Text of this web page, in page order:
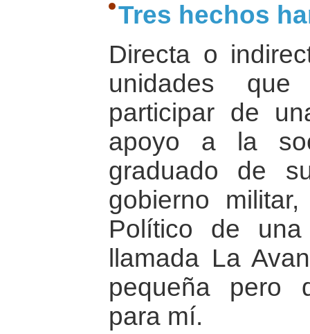
Tres hechos
Directa o
unidades
participar de
apoyo a la
graduado de
gobierno
Político de una
llamada La
pequeña pero
para mí.